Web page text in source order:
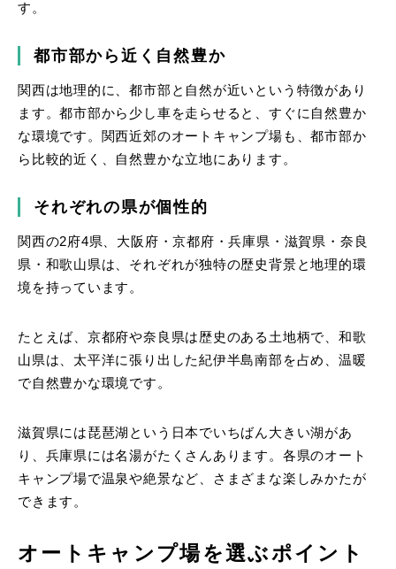
す。
都市部から近く自然豊か
関西は地理的に、都市部と自然が近いという特徴があり
ます。都市部から少し車を走らせると、すぐに自然豊か
な環境です。関西近郊のオートキャンプ場も、都市部か
ら比較的近く、自然豊かな立地にあります。
それぞれの県が個性的
関西の2府4県、大阪府・京都府・兵庫県・滋賀県・奈良
県・和歌山県は、それぞれが独特の歴史背景と地理的環
境を持っています。
たとえば、京都府や奈良県は歴史のある土地柄で、和歌
山県は、太平洋に張り出した紀伊半島南部を占め、温暖
で自然豊かな環境です。
滋賀県には琵琶湖という日本でいちばん大きい湖があ
り、兵庫県には名湯がたくさんあります。各県のオート
キャンプ場で温泉や絶景など、さまざまな楽しみかたが
できます。
オートキャンプ場を選ぶポイント